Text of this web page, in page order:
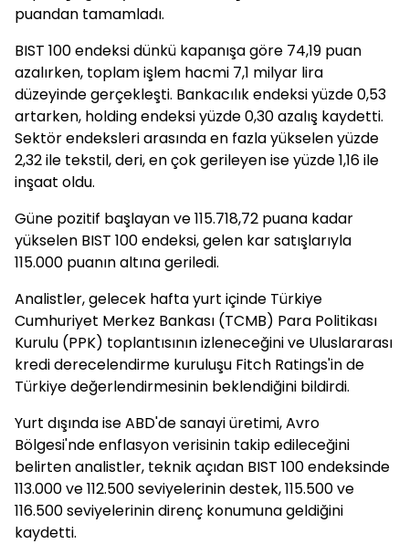
puandan tamamladı.
BIST 100 endeksi dünkü kapanışa göre 74,19 puan
azalırken, toplam işlem hacmi 7,1 milyar lira
düzeyinde gerçekleşti. Bankacılık endeksi yüzde 0,53
artarken, holding endeksi yüzde 0,30 azalış kaydetti.
Sektör endeksleri arasında en fazla yükselen yüzde
2,32 ile tekstil, deri, en çok gerileyen ise yüzde 1,16 ile
inşaat oldu.
Güne pozitif başlayan ve 115.718,72 puana kadar
yükselen BIST 100 endeksi, gelen kar satışlarıyla
115.000 puanın altına geriledi.
Analistler, gelecek hafta yurt içinde Türkiye
Cumhuriyet Merkez Bankası (TCMB) Para Politikası
Kurulu (PPK) toplantısının izleneceğini ve Uluslararası
kredi derecelendirme kuruluşu Fitch Ratings'in de
Türkiye değerlendirmesinin beklendiğini bildirdi.
Yurt dışında ise ABD'de sanayi üretimi, Avro
Bölgesi'nde enflasyon verisinin takip edileceğini
belirten analistler, teknik açıdan BIST 100 endeksinde
113.000 ve 112.500 seviyelerinin destek, 115.500 ve
116.500 seviyelerinin direnç konumuna geldiğini
kaydetti.